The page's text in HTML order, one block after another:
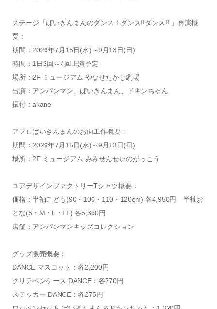
ステージ「ばいきんまんのダンス！ダンス!!ダンス!!!」再演概
要：
期間：2026年7月15日(水)～9月13日(日)
時間：1日3回～4回上演予定
場所：2F ミュージアム やなせたかし劇場
出演：アンパンマン、ばいきんまん、ドキンちゃん
振付：akane
アフロばいきんまんのお面工作概要：
期間：2026年7月15日(水)～9月13日(日)
場所：2F ミュージアム みみせんせいのがっこう
ユアデザインファクトリーTシャツ概要：
価格：半袖こども(90・100・110・120cm) 各4,950円 半袖お
とな(S・M・L・LL) 各5,390円
店舗：アンパンマンキッズコレクション
グッズ販売概要：
DANCE マスコット：各2,200円
クリアペンケース DANCE：各770円
ステッカー DANCE：各275円